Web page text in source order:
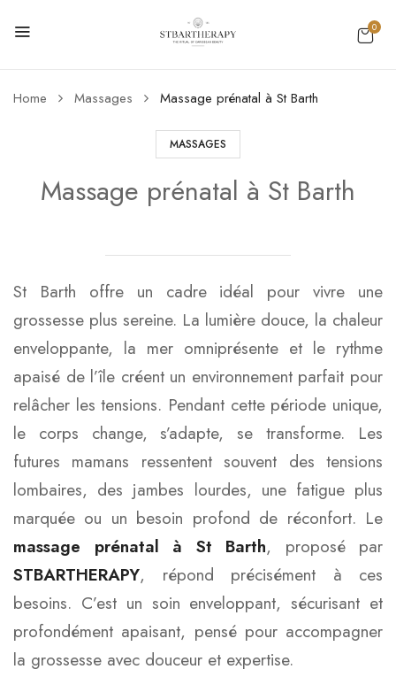
0
Home Massages Massage prénatal à St Barth
MASSAGES
Massage prénatal à St Barth
St Barth offre un cadre idéal pour vivre une
grossesse plus sereine. La lumière douce, la chaleur
enveloppante, la mer omniprésente et le rythme
apaisé de l’île créent un environnement parfait pour
relâcher les tensions. Pendant cette période unique,
le corps change, s’adapte, se transforme. Les
futures mamans ressentent souvent des tensions
lombaires, des jambes lourdes, une fatigue plus
marquée ou un besoin profond de réconfort. Le
massage prénatal à St Barth, proposé par
STBARTHERAPY, répond précisément à ces
besoins. C’est un soin enveloppant, sécurisant et
profondément apaisant, pensé pour accompagner
la grossesse avec douceur et expertise.